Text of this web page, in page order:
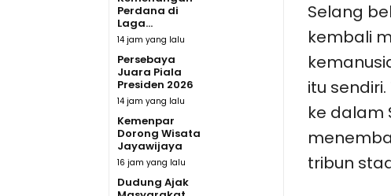
Perdana di
Laga...
14 jam yang lalu
Persebaya
Juara Piala
Presiden 2026
14 jam yang lalu
Kemenpar
Dorong Wisata
Jayawijaya
16 jam yang lalu
Dudung Ajak
Selang
kembali
itu
ke dalam
tribun